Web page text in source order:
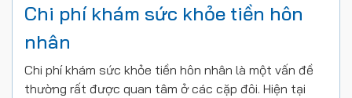
Chi phí khám sức khỏe tiền hôn
nhân
Chi phí khám sức khỏe tiền hôn nhân là một vấn đề
thường rất được quan tâm ở các cặp đôi. Hiện tại